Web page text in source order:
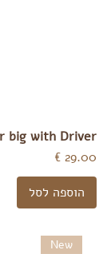
big with Driver
מחיר
הוספה לסל
New